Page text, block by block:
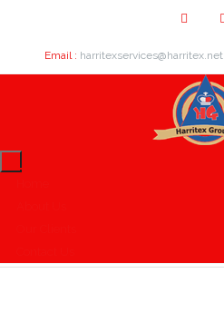
Email : harritexservices@harritex.net